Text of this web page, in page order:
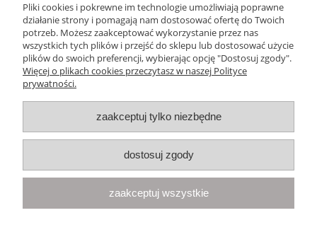
Pomoc
Moje konto
Płatności i dostawa
Informacje
O nas
Your Space| Olimpijska 8, 86-010 Samociążek, woj. kujawsko-
Pliki cookies i pokrewne im technologie umożliwiają poprawne
działanie strony i pomagają nam dostosować ofertę do Twoich
potrzeb. Możesz zaakceptować wykorzystanie przez nas
wszystkich tych plików i przejść do sklepu lub dostosować użycie
plików do swoich preferencji, wybierając opcję "Dostosuj zgody".
Więcej o plikach cookies przeczytasz w naszej Polityce
prywatności.
zaakceptuj tylko niezbędne
dostosuj zgody
zaakceptuj wszystkie